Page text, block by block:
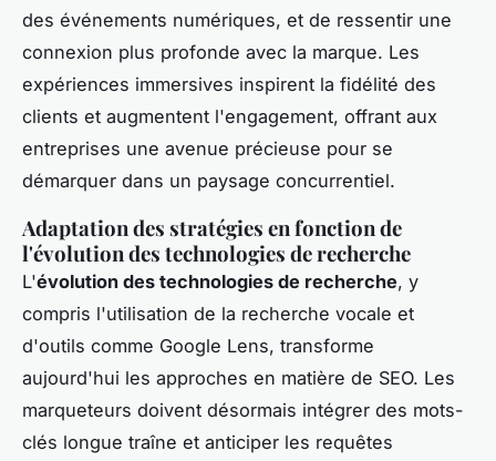
des événements numériques, et de ressentir une
connexion plus profonde avec la marque. Les
expériences immersives inspirent la fidélité des
clients et augmentent l'engagement, offrant aux
entreprises une avenue précieuse pour se
démarquer dans un paysage concurrentiel.
Adaptation des stratégies en fonction de
l'évolution des technologies de recherche
L'évolution des technologies de recherche, y
compris l'utilisation de la recherche vocale et
d'outils comme Google Lens, transforme
aujourd'hui les approches en matière de SEO. Les
marqueteurs doivent désormais intégrer des mots-
clés longue traîne et anticiper les requêtes